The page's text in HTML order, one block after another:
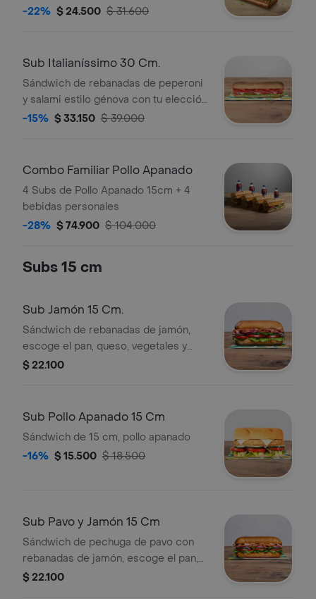
-22% $ 24.500 $ 31.600
Sub Italianíssimo 30 Cm.
Sándwich de rebanadas de peperoni
y salami estilo génova con tu elección
de quesos, salsas y vegetales
-15% $ 33.150 $ 39.000
Combo Familiar Pollo Apanado
4 Subs de Pollo Apanado 15cm + 4
bebidas personales
-28% $ 74.900 $ 104.000
Subs 15 cm
Sub Jamón 15 Cm.
Sándwich de rebanadas de jamón,
escoge el pan, queso, vegetales y
salsas que prefieras.
$ 22.100
Sub Pollo Apanado 15 Cm
Sándwich de 15 cm, pollo apanado
-16% $ 15.500 $ 18.500
Sub Pavo y Jamón 15 Cm
Sándwich de pechuga de pavo con
rebanadas de jamón, escoge el pan,
queso, vegetales y salsas que
$ 22.100